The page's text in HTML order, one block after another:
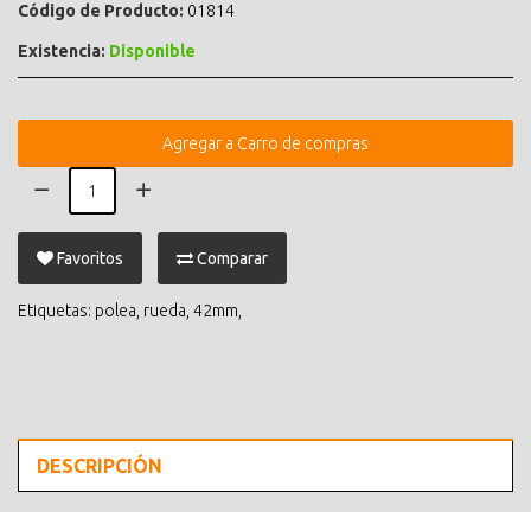
Código de Producto: 01814
Existencia: Disponible
Agregar a Carro de compras
Favoritos Comparar
Etiquetas: polea rueda 42mm
DESCRIPCIÓN